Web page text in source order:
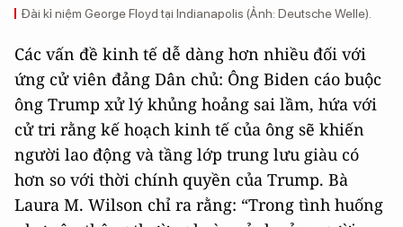
Đài kỉ niệm George Floyd tại Indianapolis (Ảnh: Deutsche Welle).
Các vấn đề kinh tế dễ dàng hơn nhiều đối với
ứng cử viên đảng Dân chủ: Ông Biden cáo buộc
ông Trump xử lý khủng hoảng sai lầm, hứa với
cử tri rằng kế hoạch kinh tế của ông sẽ khiến
người lao động và tầng lớp trung lưu giàu có
hơn so với thời chính quyền của Trump. Bà
Laura M. Wilson chỉ ra rằng: “Trong tình huống